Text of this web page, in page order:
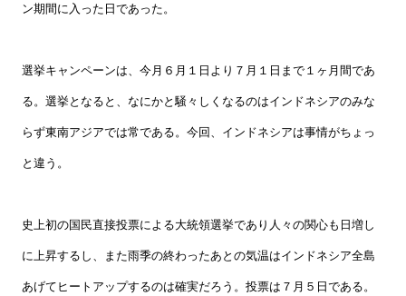
ン期間に入った日であった。
選挙キャンペーンは、今月６月１日より７月１日まで１ヶ月間であ
る。選挙となると、なにかと騒々しくなるのはインドネシアのみな
らず東南アジアでは常である。今回、インドネシアは事情がちょっ
と違う。
史上初の国民直接投票による大統領選挙であり人々の関心も日増し
に上昇するし、また雨季の終わったあとの気温はインドネシア全島
あげてヒートアップするのは確実だろう。投票は７月５日である。